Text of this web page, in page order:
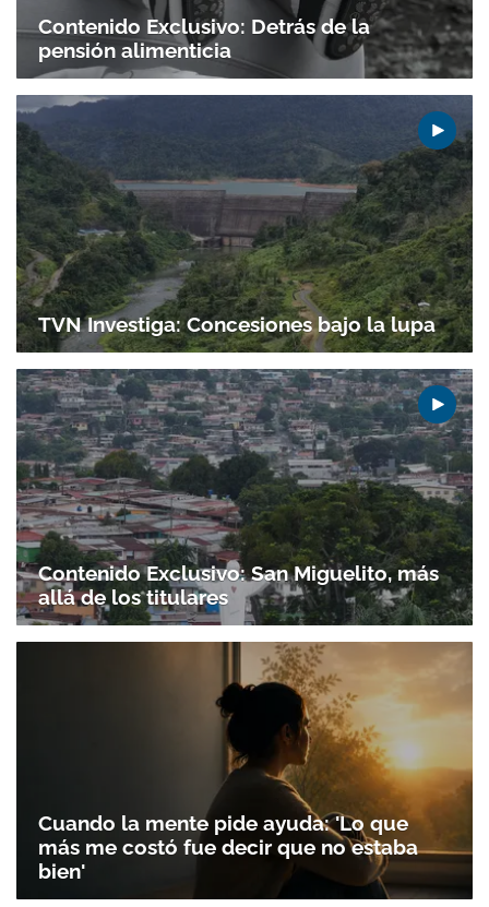
Contenido Exclusivo: Detrás de la
pensión alimenticia
TVN Investiga: Concesiones bajo la lupa
Contenido Exclusivo: San Miguelito, más
allá de los titulares
Cuando la mente pide ayuda: 'Lo que
más me costó fue decir que no estaba
bien'